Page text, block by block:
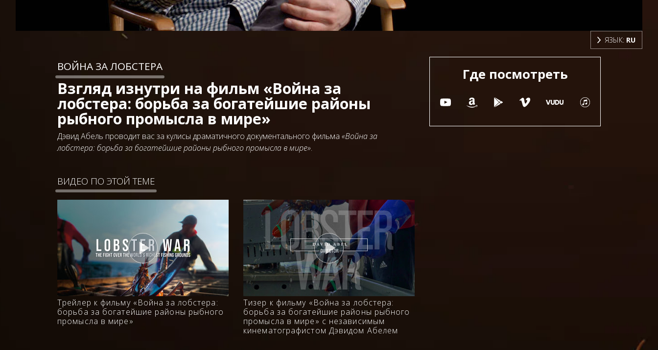
ЯЗЫК: RU
ВОЙНА ЗА ЛОБСТЕРА
Взгляд изнутри на фильм «Война за
лобстера: борьба за богатейшие районы
рыбного промысла в мире»
Дэвид Абель проводит вас за кулисы драматичного документального фильма «Война за
лобстера: борьба за богатейшие районы рыбного промысла в мире».
Где посмотреть
ВИДЕО ПО ЭТОЙ ТЕМЕ
Трейлер к фильму «Война за лобстера:
борьба за богатейшие районы рыбного
промысла в мире»
Тизер к фильму «Война за лобстера:
борьба за богатейшие районы рыбного
промысла в мире» с независимым
кинематографистом Дэвидом Абелем